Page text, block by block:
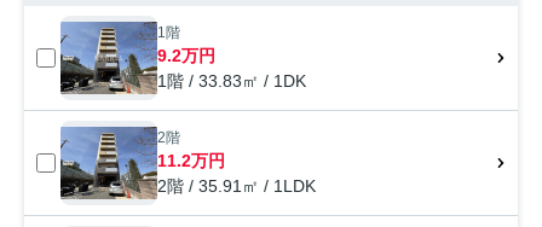
1階
9.2万円
1階 / 33.83㎡ / 1DK
2階
11.2万円
2階 / 35.91㎡ / 1LDK